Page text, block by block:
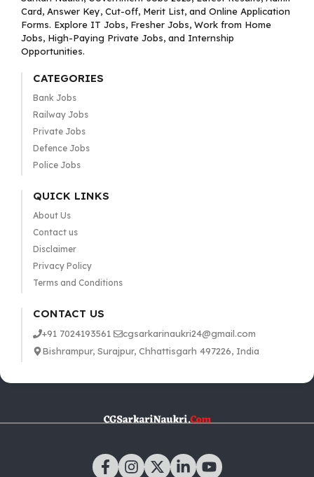
Card, Answer Key, Cut-off, Merit List, and Online Application
Forms. Explore IT Jobs, Fresher Jobs, Work from Home
Jobs, High-Paying Private Jobs, and Internship
Opportunities.
CATEGORIES
Bank Jobs
Railway Jobs
Private Jobs
Defence Jobs
Police Jobs
QUICK LINKS
About Us
Contact us
Disclaimer
Privacy Policy
Terms and Conditions
CONTACT US
+91 7024193561
cgsarkarinaukri24@gmail.com
Bishrampur, Surajpur, Chhattisgarh 497226, India